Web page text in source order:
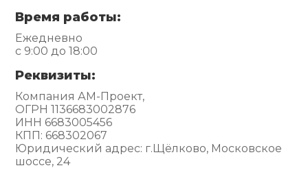
Время работы:
Ежедневно
с 9:00 до 18:00
Реквизиты:
Компания АМ-Проект,
ОГРН 1136683002876
ИНН 6683005456
КПП: 668302067
Юридический адрес: г.Щёлково, Московское
шоссе, 24